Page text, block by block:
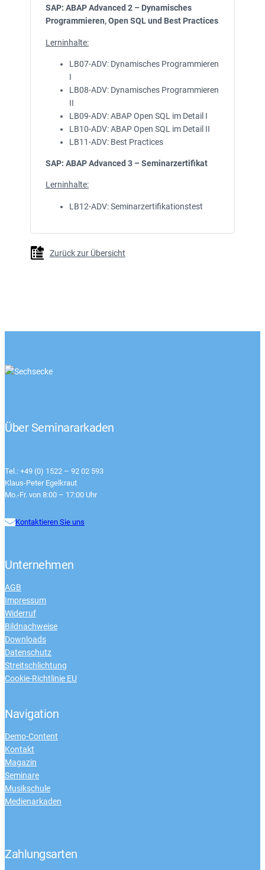
SAP: ABAP Advanced 2 – Dynamisches
Programmieren, Open SQL und Best Practices
Lerninhalte:
LB07-ADV: Dynamisches Programmieren
I
LB08-ADV: Dynamisches Programmieren
II
LB09-ADV: ABAP Open SQL im Detail I
LB10-ADV: ABAP Open SQL im Detail II
LB11-ADV: Best Practices
SAP: ABAP Advanced 3 – Seminarzertifikat
Lerninhalte:
LB12-ADV: Seminarzertifikationstest
Zurück zur Übersicht
Über Seminararkaden
Tel.: +49 (0) 1522 – 92 02 593
Klaus-Peter Egelkraut
Mo.-Fr. von 8:00 – 17:00 Uhr
Kontaktieren Sie uns
Unternehmen
AGB
Impressum
Widerruf
Bildnachweise
Downloads
Datenschutz
Streitschlichtung
Cookie-Richtlinie EU
Navigation
Demo-Content
Kontakt
Magazin
Seminare
Musikschule
Medienarkaden
Zahlungsarten